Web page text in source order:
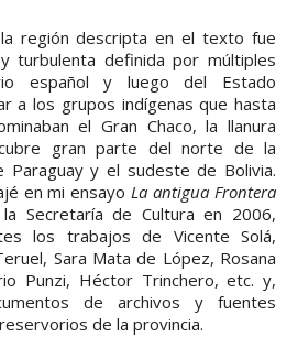
región descripta en el texto fue
turbulenta definida por múltiples
español y luego del Estado
a los grupos indígenas que hasta
el Gran Chaco, la llanura
gran parte del norte de la
Paraguay y el sudeste de Bolivia.
en mi ensayoLa antigua Frontera
Secretaría de Cultura en 2006,
los trabajos de Vicente Solá,
Sara Mata de López, Rosana
Punzi, Héctor Trinchero, etc. y,
de archivos y fuentes
de la provincia.